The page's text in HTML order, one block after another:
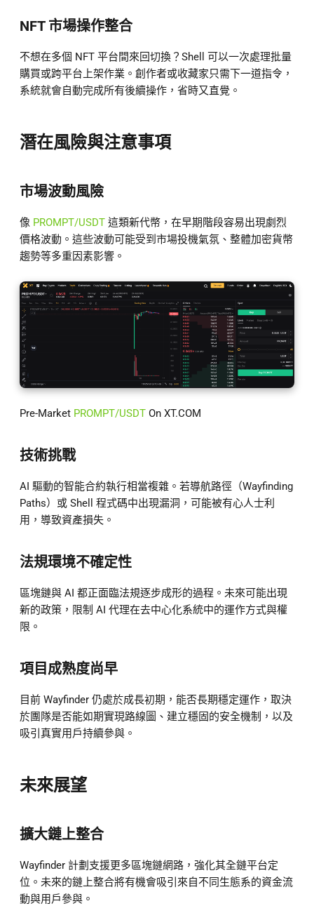
NFT 市場操作整合
不想在多個 NFT 平台間來回切換？Shell 可以一次處理批量
購買或跨平台上架作業。創作者或收藏家只需下一道指令，
系統就會自動完成所有後續操作，省時又直覺。
潛在風險與注意事項
市場波動風險
像 PROMPT/USDT 這類新代幣，在早期階段容易出現劇烈
價格波動。這些波動可能受到市場投機氣氛、整體加密貨幣
趨勢等多重因素影響。
Pre-Market PROMPT/USDT On XT.COM
技術挑戰
AI 驅動的智能合約執行相當複雜。若導航路徑（Wayfinding
Paths）或 Shell 程式碼中出現漏洞，可能被有心人士利
用，導致資產損失。
法規環境不確定性
區塊鏈與 AI 都正面臨法規逐步成形的過程。未來可能出現
新的政策，限制 AI 代理在去中心化系統中的運作方式與權
限。
項目成熟度尚早
目前 Wayfinder 仍處於成長初期，能否長期穩定運作，取決
於團隊是否能如期實現路線圖、建立穩固的安全機制，以及
吸引真實用戶持續參與。
未來展望
擴大鏈上整合
Wayfinder 計劃支援更多區塊鏈網路，強化其全鏈平台定
位。未來的鏈上整合將有機會吸引來自不同生態系的資金流
動與用戶參與。